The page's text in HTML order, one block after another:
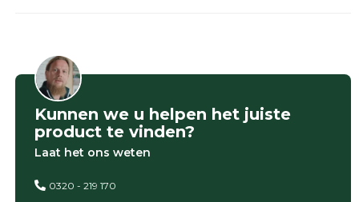
Kunnen we u helpen het juiste
product te vinden?
Laat het ons weten
0320 - 219 170